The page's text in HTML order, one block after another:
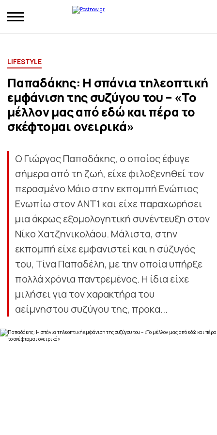
LIFESTYLE
Παπαδάκης: H σπάνια τηλεοπτική
εμφάνιση της συζύγου του – «Το
μέλλον μας από εδώ και πέρα το
σκέφτομαι ονειρικά»
Ο Γιώργος Παπαδάκης, ο οποίος έφυγε
σήμερα από τη ζωή, είχε φιλοξενηθεί τον
περασμένο Μάιο στην εκπομπή Ενώπιος
Ενωπίω στον ΑΝΤ1 και είχε παραχωρήσει
μια άκρως εξομολογητική συνέντευξη στον
Νίκο Χατζηνικολάου. Μάλιστα, στην
εκπομπή είχε εμφανιστεί και η σύζυγός
του, Τίνα Παπαδέλη, με την οποία υπήρξε
πολλά χρόνια παντρεμένος. Η ίδια είχε
μιλήσει για τον χαρακτήρα του
αείμνηστου συζύγου της, προκα...